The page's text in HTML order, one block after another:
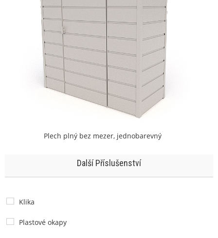
Plech plný bez mezer, jednobarevný
Další Příslušenství
Klika
Plastové okapy